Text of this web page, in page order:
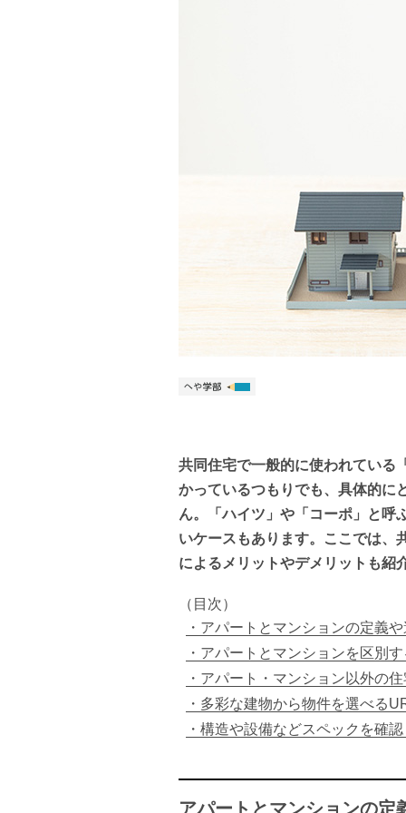
共同住宅で一般的に使われている
かっているつもりでも、具体的に
ん。「ハイツ」や「コーポ」と呼
いケースもあります。ここでは、
によるメリットやデメリットも紹
（目次）
アパートとマンションの定義
アパートとマンションを区別
アパート・マンション以外の
多彩な建物から物件を選べる
構造や設備などスペックを確
アパートとマンションの定